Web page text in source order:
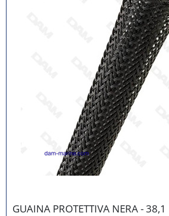
GUAINA PROTETTIVA NERA -